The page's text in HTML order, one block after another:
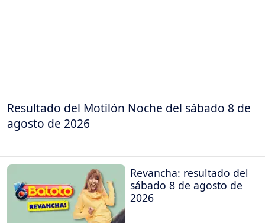
Resultado del Motilón Noche del sábado 8 de
agosto de 2026
Revancha: resultado del
sábado 8 de agosto de
2026